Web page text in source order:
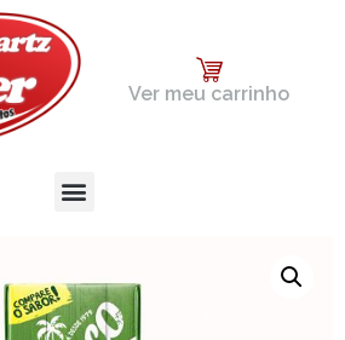
Ver meu carrinho